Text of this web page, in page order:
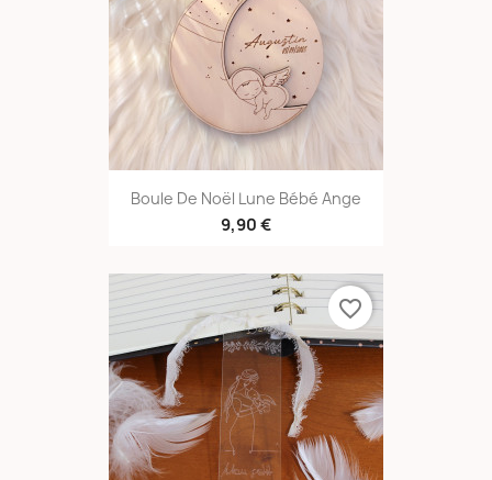
Boule De Noël Lune Bébé Ange
9,90 €
favorite_border